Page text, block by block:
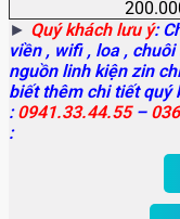
► Quý khách lưu ý:
viền , wifi , loa ,
nguồn linh kiện zin
biết thêm chi tiết quý
:0941.33.44.55–
: